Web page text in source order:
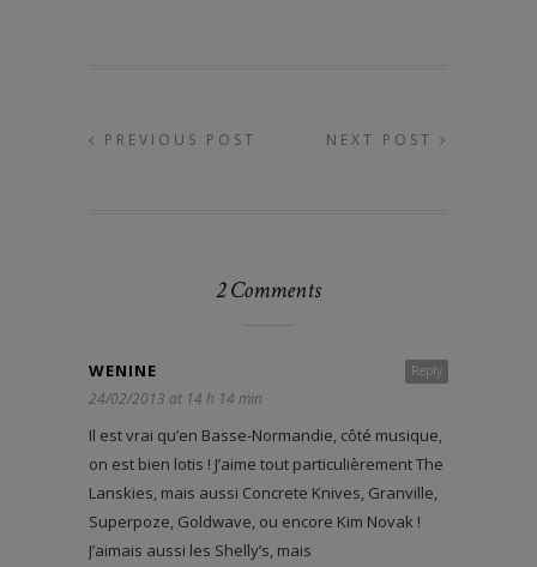
PREVIOUS POST NEXT POST
2 Comments
Reply
WENINE
24/02/2013 at 14 h 14 min
Il est vrai qu’en Basse-Normandie, côté musique,
on est bien lotis ! J’aime tout particulièrement The
Lanskies, mais aussi Concrete Knives, Granville,
Superpoze, Goldwave, ou encore Kim Novak !
J’aimais aussi les Shelly’s, mais